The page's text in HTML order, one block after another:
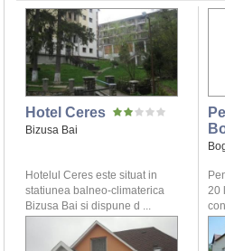
Hotel Ceres
Bizusa Bai
Hotelul Ceres este situat in
statiunea balneo-climaterica
Bizusa Bai si dispune d ...
20